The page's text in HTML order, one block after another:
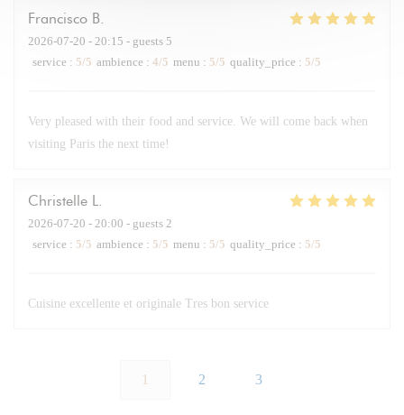
Francisco B
2026-07-20 - 20:15 - guests 5
service : 5/5 ambience : 4/5 menu : 5/5 quality_price : 5/5
Very pleased with their food and service. We will come back when
visiting Paris the next time!
Christelle L
2026-07-20 - 20:00 - guests 2
service : 5/5 ambience : 5/5 menu : 5/5 quality_price : 5/5
Cuisine excellente et originale Tres bon service
1 2 3